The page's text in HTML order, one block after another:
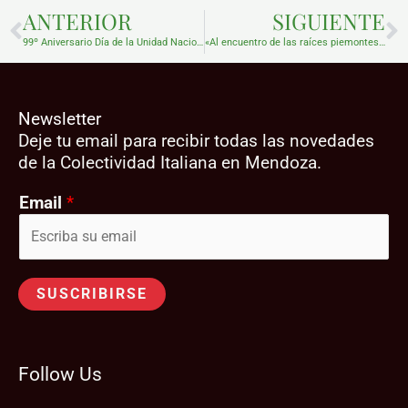
ANTERIOR
99º Aniversario Día de la Unidad Nacional de Italia
SIGUIENTE
«Al encuentro de las raíces piemontesas»
Newsletter
Deje tu email para recibir todas las novedades
de la Colectividad Italiana en Mendoza.
Email *
SUSCRIBIRSE
Follow Us